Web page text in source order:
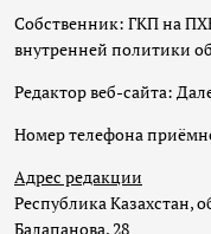
Собственник: ГКП на
внутренней политики
Редактор веб-сайта:
Номер телефона
Адрес редакции
Республика Казахстан,
Балапанова, 28